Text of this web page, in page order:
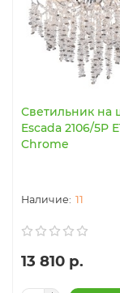
Светильник на
Escada 2106/5P
Chrome
11
13 810 р.